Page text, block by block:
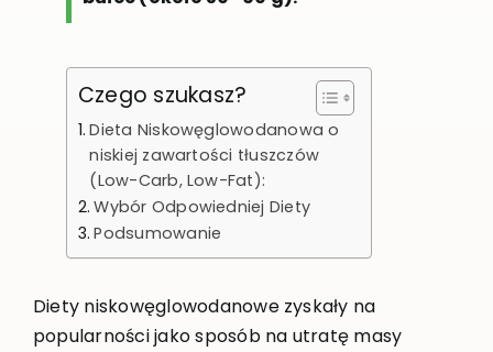
Czego szukasz?
Dieta Niskowęglowodanowa o
niskiej zawartości tłuszczów
(Low-Carb, Low-Fat):
Wybór Odpowiedniej Diety
Podsumowanie
Diety niskowęglowodanowe zyskały na
popularności jako sposób na utratę masy